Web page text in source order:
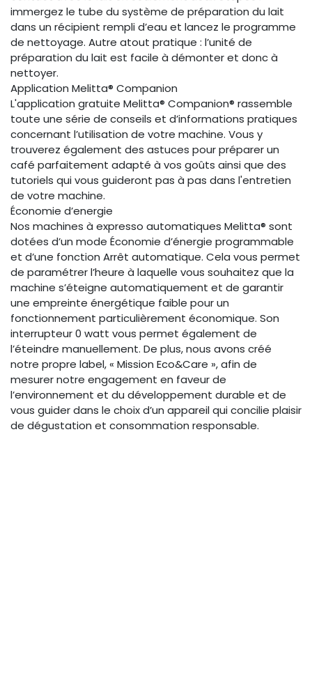
immergez le tube du système de préparation du lait
dans un récipient rempli d’eau et lancez le programme
de nettoyage. Autre atout pratique : l’unité de
préparation du lait est facile à démonter et donc à
nettoyer.
Application Melitta® Companion
L'application gratuite Melitta® Companion® rassemble
toute une série de conseils et d’informations pratiques
concernant l’utilisation de votre machine. Vous y
trouverez également des astuces pour préparer un
café parfaitement adapté à vos goûts ainsi que des
tutoriels qui vous guideront pas à pas dans l'entretien
de votre machine.
Économie d’energie
Nos machines à expresso automatiques Melitta® sont
dotées d’un mode Économie d’énergie programmable
et d’une fonction Arrêt automatique. Cela vous permet
de paramétrer l’heure à laquelle vous souhaitez que la
machine s’éteigne automatiquement et de garantir
une empreinte énergétique faible pour un
fonctionnement particulièrement économique. Son
interrupteur 0 watt vous permet également de
l’éteindre manuellement. De plus, nous avons créé
notre propre label, « Mission Eco&Care », afin de
mesurer notre engagement en faveur de
l’environnement et du développement durable et de
vous guider dans le choix d’un appareil qui concilie plaisir
de dégustation et consommation responsable.